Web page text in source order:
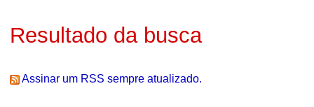
Resultado da busca
Assinar um RSS sempre atualizado.